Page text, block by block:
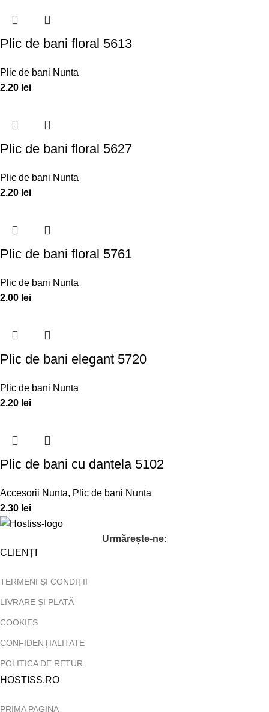
Plic de bani floral 5613
Plic de bani Nunta
2.20 lei
Plic de bani floral 5627
Plic de bani Nunta
2.20 lei
Plic de bani floral 5761
Plic de bani Nunta
2.00 lei
Plic de bani elegant 5720
Plic de bani Nunta
2.20 lei
Plic de bani cu dantela 5102
Accesorii Nunta, Plic de bani Nunta
2.30 lei
Urmărește-ne:
CLIENȚI
TERMENI ȘI CONDIȚII
LIVRARE ȘI PLATĂ
COOKIES
CONFIDENȚIALITATE
POLITICA DE RETUR
HOSTISS.RO
PRIMA PAGINA